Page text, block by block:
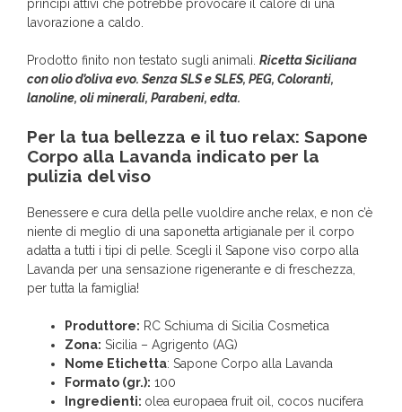
principi attivi che potrebbe provocare il calore di una
lavorazione a caldo.
Prodotto finito non testato sugli animali. Ricetta Siciliana
con olio d’oliva evo. Senza SLS e SLES, PEG, Coloranti,
lanoline, oli minerali, Parabeni, edta.
Per la tua bellezza e il tuo relax: Sapone
Corpo alla Lavanda indicato per la
pulizia del viso
Benessere e cura della pelle vuoldire anche relax, e non c’è
niente di meglio di una saponetta artigianale per il corpo
adatta a tutti i tipi di pelle. Scegli il Sapone viso corpo alla
Lavanda per una sensazione rigenerante e di freschezza,
per tutta la famiglia!
Produttore: RC Schiuma di Sicilia Cosmetica
Zona: Sicilia – Agrigento (AG)
Nome Etichetta: Sapone Corpo alla Lavanda
Formato (gr.): 100
Ingredienti: olea europaea fruit oil, cocos nucifera